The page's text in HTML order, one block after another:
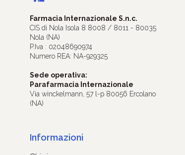
Farmacia Internazionale S.n.c.
CIS di Nola Isola 8 8008 / 8011 - 80035
Nola (NA)
P.Iva : 02048690974
Numero REA: NA-929325
Sede operativa:
Parafarmacia Internazionale
Via winckelmann, 57 l-p 80056 Ercolano
(NA)
Informazioni